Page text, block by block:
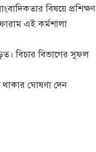
বিষয়ে প্রশিক্ষণ
এই কর্মশালা
বিচার বিভাগের সুফল
ঘোষণা দেন